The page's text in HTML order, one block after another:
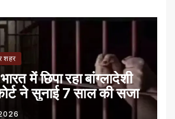
शहर
में छिपा रहा बांग्लादेशी
ने सुनाई 7 साल की सजा